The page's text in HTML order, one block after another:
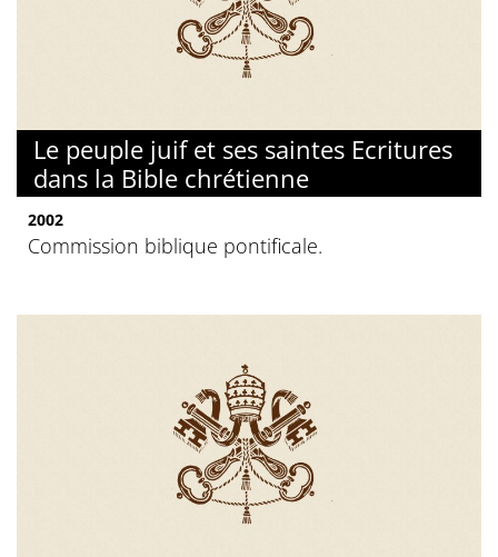
Le peuple juif et ses saintes Ecritures
dans la Bible chrétienne
2002
Commission biblique pontificale.